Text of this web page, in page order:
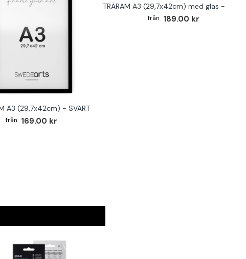
A3 (29,7x42cm) - SVART
169.00 kr
TRÄRAM A3 (29,7x42cm) med glas -
189.00 kr